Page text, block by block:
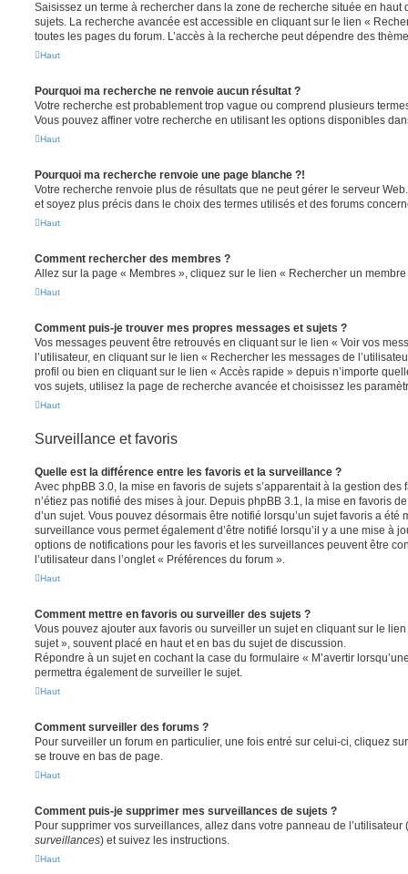
Saisissez un terme à rechercher dans la zone de recherche située en haut
sujets. La recherche avancée est accessible en cliquant sur le lien «
toutes les pages du forum. L’accès à la recherche peut dépendre des
Haut
Pourquoi ma recherche ne renvoie aucun résultat ?
Votre recherche est probablement trop vague ou comprend plusieurs
Vous pouvez affiner votre recherche en utilisant les options disponibles
Haut
Pourquoi ma recherche renvoie une page blanche ?!
Votre recherche renvoie plus de résultats que ne peut gérer le serveur
et soyez plus précis dans le choix des termes utilisés et des forums
Haut
Comment rechercher des membres ?
Allez sur la page « Membres », cliquez sur le lien « Rechercher un membre
Haut
Comment puis-je trouver mes propres messages et sujets ?
Vos messages peuvent être retrouvés en cliquant sur le lien « Voir vos
l’utilisateur, en cliquant sur le lien « Rechercher les messages de
profil ou bien en cliquant sur le lien « Accès rapide » depuis n’importe
vos sujets, utilisez la page de recherche avancée et choisissez les
Haut
Surveillance et favoris
Quelle est la différence entre les favoris et la surveillance ?
Avec phpBB 3.0, la mise en favoris de sujets s’apparentait à la gestion des
n’étiez pas notifié des mises à jour. Depuis phpBB 3.1, la mise en favoris
d’un sujet. Vous pouvez désormais être notifié lorsqu’un sujet favoris a été
surveillance vous permet également d’être notifié lorsqu’il y a une mise à
options de notifications pour les favoris et les surveillances peuvent être
l’utilisateur dans l’onglet « Préférences du forum ».
Haut
Comment mettre en favoris ou surveiller des sujets ?
Vous pouvez ajouter aux favoris ou surveiller un sujet en cliquant sur le
sujet », souvent placé en haut et en bas du sujet de discussion.
Répondre à un sujet en cochant la case du formulaire « M’avertir
permettra également de surveiller le sujet.
Haut
Comment surveiller des forums ?
Pour surveiller un forum en particulier, une fois entré sur celui-ci, cliquez
se trouve en bas de page.
Haut
Comment puis-je supprimer mes surveillances de sujets ?
Pour supprimer vos surveillances, allez dans votre panneau de
surveillances) et suivez les instructions.
Haut